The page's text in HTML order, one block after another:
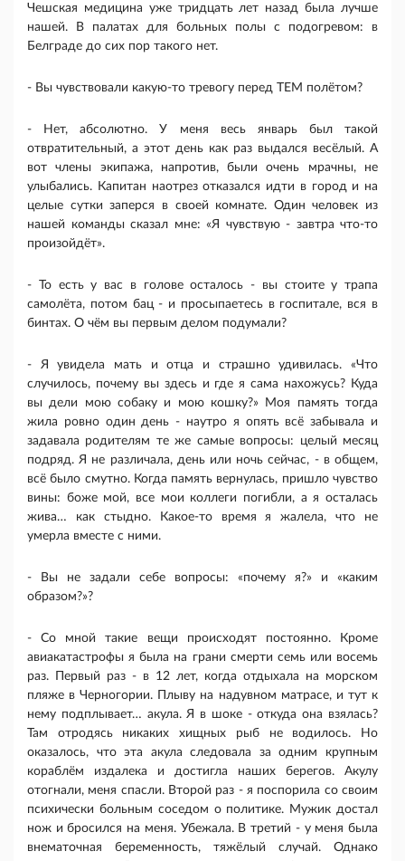
Чешская медицина уже тридцать лет назад была лучше
нашей. В палатах для больных полы с подогревом: в
Белграде до сих пор такого нет.
- Вы чувствовали какую-то тревогу перед ТЕМ полётом?
- Нет, абсолютно. У меня весь январь был такой
отвратительный, а этот день как раз выдался весёлый. А
вот члены экипажа, напротив, были очень мрачны, не
улыбались. Капитан наотрез отказался идти в город и на
целые сутки заперся в своей комнате. Один человек из
нашей команды сказал мне: «Я чувствую - завтра что-то
произойдёт».
- То есть у вас в голове осталось - вы стоите у трапа
самолёта, потом бац - и просыпаетесь в госпитале, вся в
бинтах. О чём вы первым делом подумали?
- Я увидела мать и отца и страшно удивилась. «Что
случилось, почему вы здесь и где я сама нахожусь? Куда
вы дели мою собаку и мою кошку?» Моя память тогда
жила ровно один день - наутро я опять всё забывала и
задавала родителям те же самые вопросы: целый месяц
подряд. Я не различала, день или ночь сейчас, - в общем,
всё было смутно. Когда память вернулась, пришло чувство
вины: боже мой, все мои коллеги погибли, а я осталась
жива… как стыдно. Какое-то время я жалела, что не
умерла вместе с ними.
- Вы не задали себе вопросы: «почему я?» и «каким
образом?»?
- Со мной такие вещи происходят постоянно. Кроме
авиакатастрофы я была на грани смерти семь или восемь
раз. Первый раз - в 12 лет, когда отдыхала на морском
пляже в Черногории. Плыву на надувном матрасе, и тут к
нему подплывает… акула. Я в шоке - откуда она взялась?
Там отродясь никаких хищных рыб не водилось. Но
оказалось, что эта акула следовала за одним крупным
кораблём издалека и достигла наших берегов. Акулу
отогнали, меня спасли. Второй раз - я поспорила со своим
психически больным соседом о политике. Мужик достал
нож и бросился на меня. Убежала. В третий - у меня была
внематочная беременность, тяжёлый случай. Однако